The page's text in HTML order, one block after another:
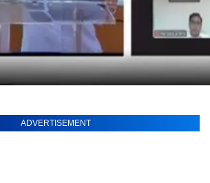
ADVERTISEMENT